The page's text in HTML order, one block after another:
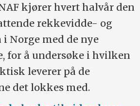
inn.
av VW ID.4 inn, den gamle ut.
Scenic og Audi Q6 e-tron inn i
Macan 4 inn i midten
kjører hvert halvår den
rekkevidde- og
i Norge med de nye
for å undersøke i hvilken
leverer på de
det lokkes med.